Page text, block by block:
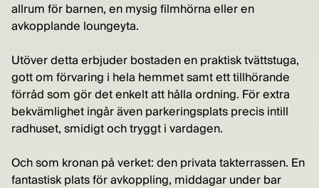
allrum för barnen, en mysig filmhörna eller en
avkopplande loungeyta.
Utöver detta erbjuder bostaden en praktisk tvättstuga,
gott om förvaring i hela hemmet samt ett tillhörande
förråd som gör det enkelt att hålla ordning. För extra
bekvämlighet ingår även parkeringsplats precis intill
radhuset, smidigt och tryggt i vardagen.
Och som kronan på verket: den privata takterrassen. En
fantastisk plats för avkoppling, middagar under bar